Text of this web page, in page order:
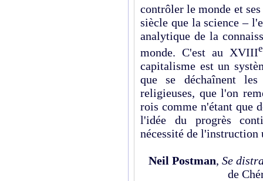
contrôler le monde et
siècle que la science –
analytique de la
monde. C'est au XVIIIe
capitalisme est un
que se déchaînent
religieuses, que l'on
rois comme n'étant que
l'idée du progrès
nécessité de l'instruction
Neil Postman, Se
de